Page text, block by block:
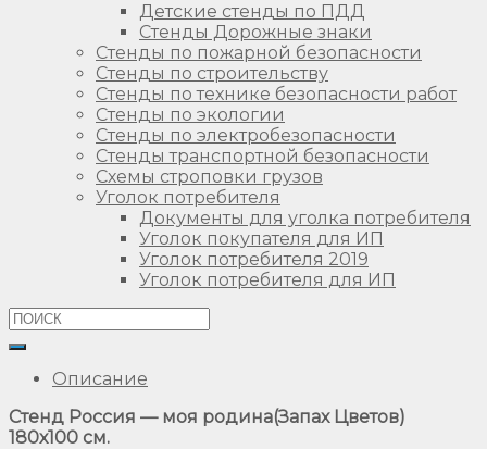
Детские стенды по ПДД
Стенды Дорожные знаки
Стенды по пожарной безопасности
Стенды по строительству
Стенды по технике безопасности работ
Стенды по экологии
Стенды по электробезопасности
Стенды транспортной безопасности
Схемы строповки грузов
Уголок потребителя
Документы для уголка потребителя
Уголок покупателя для ИП
Уголок потребителя 2019
Уголок потребителя для ИП
Описание
Стенд Россия — моя родина(Запах Цветов)
180х100 см.